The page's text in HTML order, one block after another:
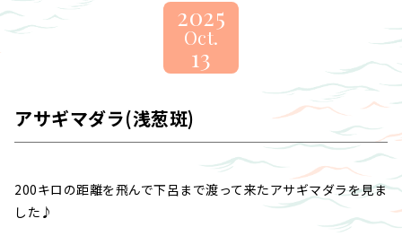
2025
Oct.
13
アサギマダラ(浅葱斑)
200キロの距離を飛んで下呂まで渡って来たアサギマダラを見ま
した♪